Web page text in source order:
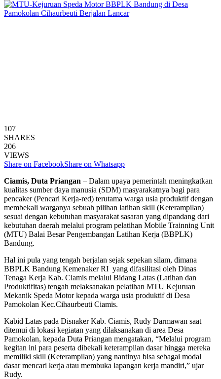
107
SHARES
206
VIEWS
Share on FacebookShare on Whatsapp
Ciamis, Duta Priangan – Dalam upaya pemerintah meningkatkan
kualitas sumber daya manusia (SDM) masyarakatnya bagi para
pencaker (Pencari Kerja-red) terutama warga usia produktif dengan
membekali warganya sebuah pilihan latihan skill (Keterampilan)
sesuai dengan kebutuhan masyarakat sasaran yang dipandang dari
kebutuhan daerah melalui program pelatihan Mobile Trainning Unit
(MTU) Balai Besar Pengembangan Latihan Kerja (BBPLK)
Bandung.
Hal ini pula yang tengah berjalan sejak sepekan silam, dimana
BBPLK Bandung Kemenaker RI yang difasilitasi oleh Dinas
Tenaga Kerja Kab. Ciamis melalui Bidang Latas (Latihan dan
Produktifitas) tengah melaksanakan pelatihan MTU Kejuruan
Mekanik Speda Motor kepada warga usia produktif di Desa
Pamokolan Kec.Cihaurbeuti Ciamis.
Kabid Latas pada Disnaker Kab. Ciamis, Rudy Darmawan saat
ditemui di lokasi kegiatan yang dilaksanakan di area Desa
Pamokolan, kepada Duta Priangan mengatakan, “Melalui program
kegitan ini para peserta dibekali keterampilan dasar hingga mereka
memiliki skill (Keterampilan) yang nantinya bisa sebagai modal
dasar mencari kerja atau membuka lapangan kerja mandiri,” ujar
Rudy.